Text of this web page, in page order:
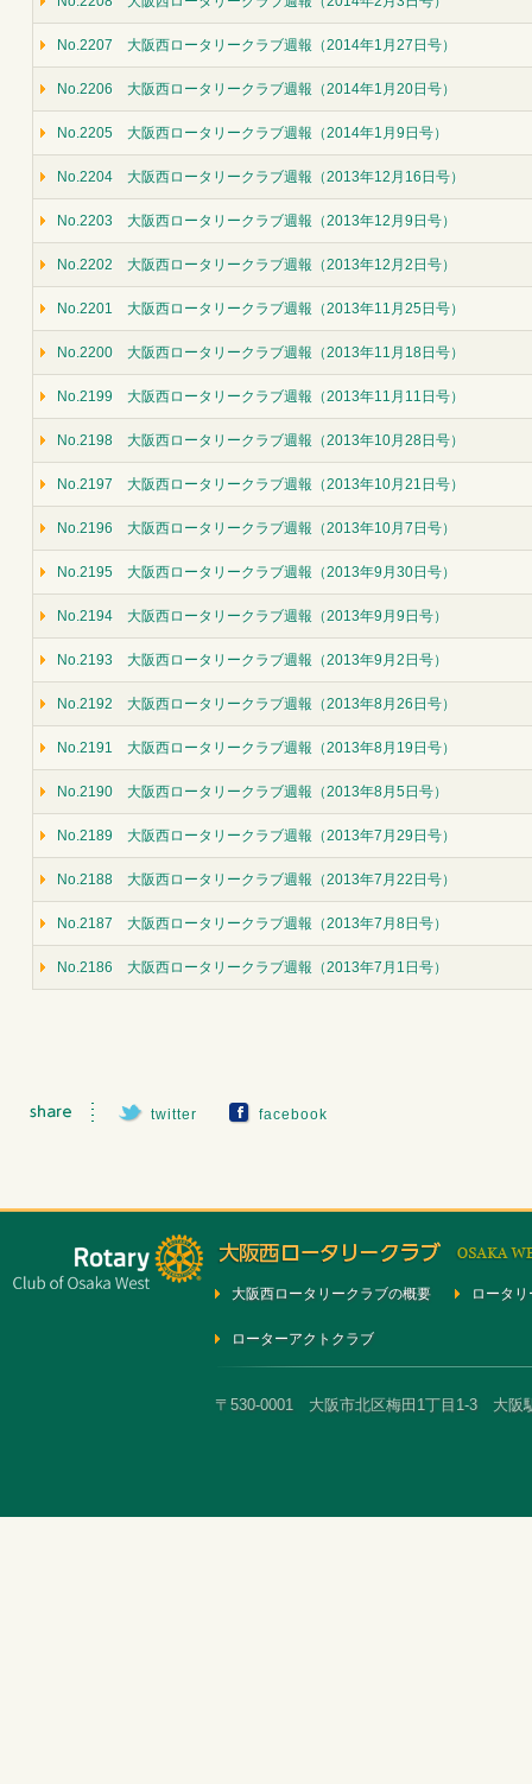
No.2207 大阪西ロータリークラブ週報（2014年1月27日号）
No.2206 大阪西ロータリークラブ週報（2014年1月20日号）
No.2205 大阪西ロータリークラブ週報（2014年1月9日号）
No.2204 大阪西ロータリークラブ週報（2013年12月16日号）
No.2203 大阪西ロータリークラブ週報（2013年12月9日号）
No.2202 大阪西ロータリークラブ週報（2013年12月2日号）
No.2201 大阪西ロータリークラブ週報（2013年11月25日号）
No.2200 大阪西ロータリークラブ週報（2013年11月18日号）
No.2199 大阪西ロータリークラブ週報（2013年11月11日号）
No.2198 大阪西ロータリークラブ週報（2013年10月28日号）
No.2197 大阪西ロータリークラブ週報（2013年10月21日号）
No.2196 大阪西ロータリークラブ週報（2013年10月7日号）
No.2195 大阪西ロータリークラブ週報（2013年9月30日号）
No.2194 大阪西ロータリークラブ週報（2013年9月9日号）
No.2193 大阪西ロータリークラブ週報（2013年9月2日号）
No.2192 大阪西ロータリークラブ週報（2013年8月26日号）
No.2191 大阪西ロータリークラブ週報（2013年8月19日号）
No.2190 大阪西ロータリークラブ週報（2013年8月5日号）
No.2189 大阪西ロータリークラブ週報（2013年7月29日号）
No.2188 大阪西ロータリークラブ週報（2013年7月22日号）
No.2187 大阪西ロータリークラブ週報（2013年7月8日号）
No.2186 大阪西ロータリークラブ週報（2013年7月1日号）
twitter facebook
大阪西ロータリークラブの概要 ロータ
ローターアクトクラブ
〒530-0001 大阪市北区梅田1丁目1-3 大阪